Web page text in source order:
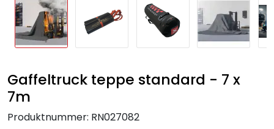
Gaffeltruck teppe standard - 7 x
7m
Produktnummer: RN027082